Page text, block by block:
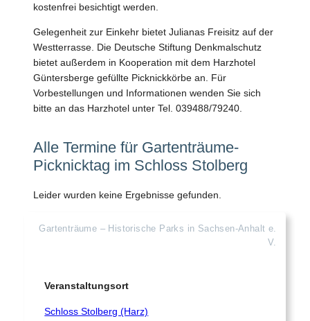
kostenfrei besichtigt werden.
Gelegenheit zur Einkehr bietet Julianas Freisitz auf der
Westterrasse. Die Deutsche Stiftung Denkmalschutz
bietet außerdem in Kooperation mit dem Harzhotel
Güntersberge gefüllte Picknickkörbe an. Für
Vorbestellungen und Informationen wenden Sie sich
bitte an das Harzhotel unter Tel. 039488/79240.
Alle Termine für Gartenträume-
Picknicktag im Schloss Stolberg
Leider wurden keine Ergebnisse gefunden.
Gartenträume – Historische Parks in Sachsen-Anhalt e.
V.
Veranstaltungsort
Schloss Stolberg (Harz)